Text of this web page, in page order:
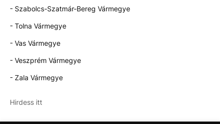
- Szabolcs-Szatmár-Bereg Vármegye
- Tolna Vármegye
- Vas Vármegye
- Veszprém Vármegye
- Zala Vármegye
Hirdess itt